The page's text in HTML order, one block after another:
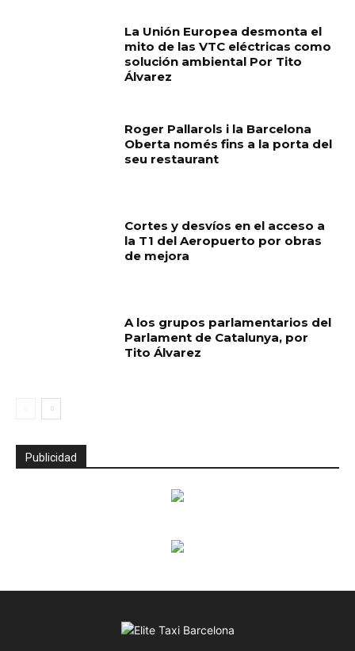
La Unión Europea desmonta el
mito de las VTC eléctricas como
solución ambiental Por Tito
Álvarez
Roger Pallarols i la Barcelona
Oberta només fins a la porta del
seu restaurant
Cortes y desvíos en el acceso a
la T1 del Aeropuerto por obras
de mejora
A los grupos parlamentarios del
Parlament de Catalunya, por
Tito Álvarez
Publicidad